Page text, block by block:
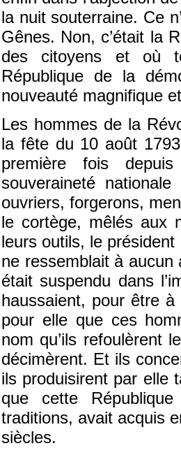
la nuit souterraine. Ce
Gênes. Non, c’était la
des citoyens et où
République de la
nouveauté magnifique
Les hommes de la
la fête du 10 août
première fois
souveraineté
ouvriers, forgerons,
le cortège, mêlés aux
leurs outils, le
ne ressemblait à
était suspendu dans
haussaient, pour être
pour elle que ces
nom qu’ils refoulèrent
décimèrent. Et ils
ils produisirent par elle
que cette
traditions, avait acquis
siècles.